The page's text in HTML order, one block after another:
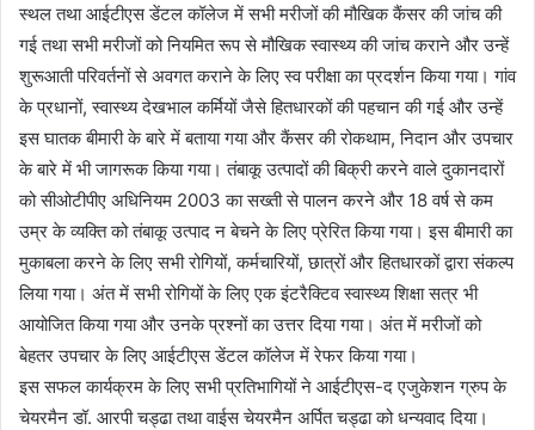
स्थल तथा आईटीएस डेंटल कॉलेज में सभी मरीजों की मौखिक कैंसर की जांच की
गई तथा सभी मरीजों को नियमित रूप से मौखिक स्वास्थ्य की जांच कराने और उन्हें
शुरूआती परिवर्तनों से अवगत कराने के लिए स्व परीक्षा का प्रदर्शन किया गया। गांव
के प्रधानों, स्वास्थ्य देखभाल कर्मियों जैसे हितधारकों की पहचान की गई और उन्हें
इस घातक बीमारी के बारे में बताया गया और कैंसर की रोकथाम, निदान और उपचार
के बारे में भी जागरूक किया गया। तंबाकू उत्पादों की बिक्री करने वाले दुकानदारों
को सीओटीपीए अधिनियम 2003 का सख्ती से पालन करने और 18 वर्ष से कम
उम्र के व्यक्ति को तंबाकू उत्पाद न बेचने के लिए प्रेरित किया गया। इस बीमारी का
मुकाबला करने के लिए सभी रोगियों, कर्मचारियों, छात्रों और हितधारकों द्वारा संकल्प
लिया गया। अंत में सभी रोगियों के लिए एक इंटरैक्टिव स्वास्थ्य शिक्षा सत्र भी
आयोजित किया गया और उनके प्रश्नों का उत्तर दिया गया। अंत में मरीजों को
बेहतर उपचार के लिए आईटीएस डेंटल कॉलेज में रेफर किया गया।
इस सफल कार्यक्रम के लिए सभी प्रतिभागियों ने आईटीएस-द एजुकेशन ग्रुप के
चेयरमैन डॉ. आरपी चड्ढा तथा वाईस चेयरमैन अर्पित चड्ढा को धन्यवाद दिया।